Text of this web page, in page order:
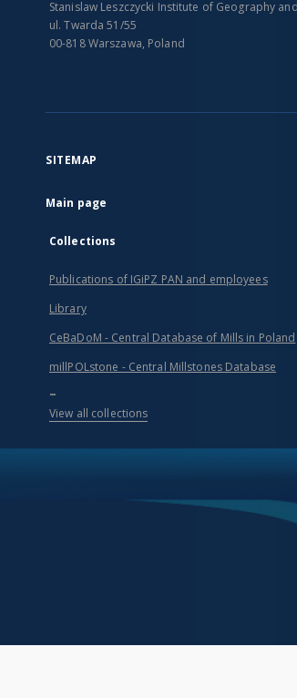
Stanislaw Leszczycki Institute of Geography
ul. Twarda 51/55
00-818 Warszawa, Poland
SITEMAP
Main page
Collections
Publications of IGiPZ PAN and employees
Library
CeBaDoM - Central Database of Mills in Poland
millPOLstone - Central Millstones Database
...
View all collections